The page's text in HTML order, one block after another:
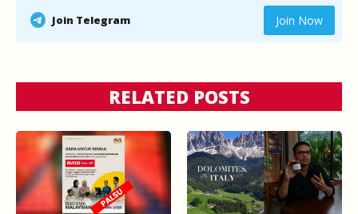
Join Telegram Join Now
RELATED POSTS